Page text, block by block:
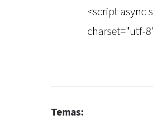
<script
charset="utf-
Temas: